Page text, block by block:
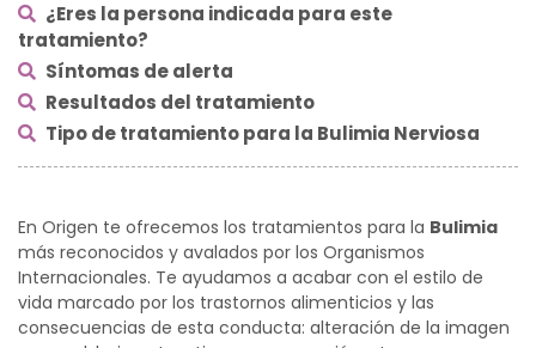
¿Eres la persona indicada para este
tratamiento?
Síntomas de alerta
Resultados del tratamiento
Tipo de tratamiento para la Bulimia Nerviosa
En Origen te ofrecemos los tratamientos para la Bulimia
más reconocidos y avalados por los Organismos
Internacionales. Te ayudamos a acabar con el estilo de
vida marcado por los trastornos alimenticios y las
consecuencias de esta conducta: alteración de la imagen